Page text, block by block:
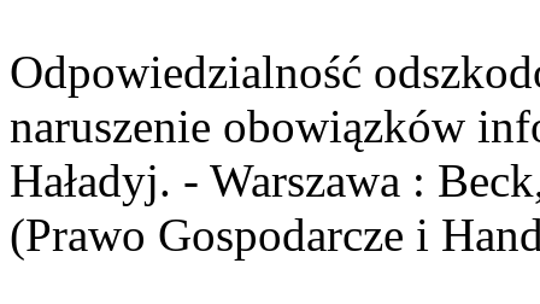
Odpowiedzialność
naruszenie obowiązków
Haładyj. - Warszawa :
(Prawo Gospodarcze i